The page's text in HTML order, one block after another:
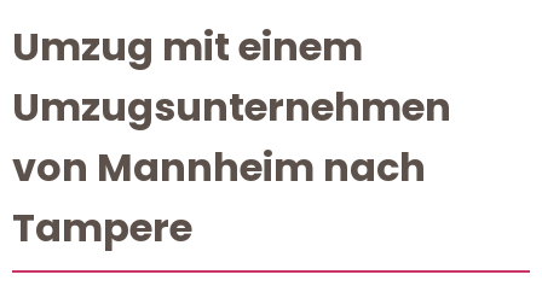
Umzug mit einem
Umzugsunternehmen
von Mannheim nach
Tampere